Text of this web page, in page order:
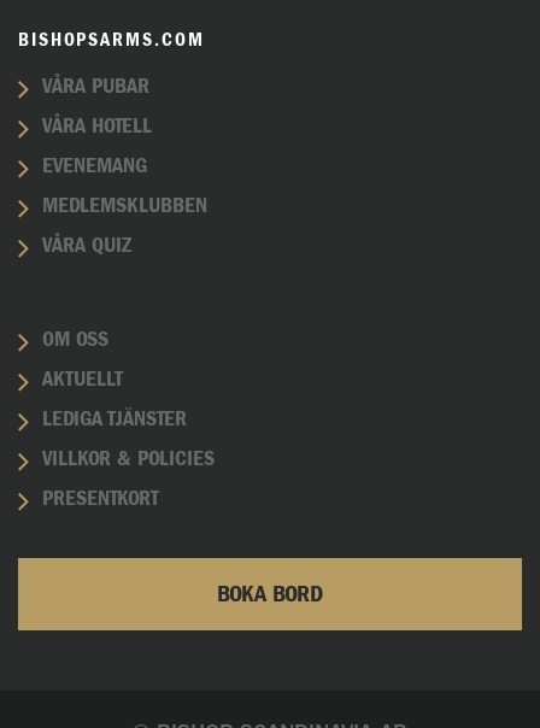
BISHOPSARMS.COM
VÅRA PUBAR
VÅRA HOTELL
EVENEMANG
MEDLEMSKLUBBEN
VÅRA QUIZ
OM OSS
AKTUELLT
LEDIGA TJÄNSTER
VILLKOR & POLICIES
PRESENTKORT
BOKA BORD